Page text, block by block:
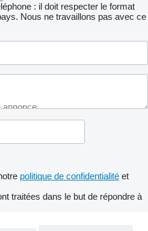
: il doit respecter le format
Nous ne travaillons pas avec ce
politique de confidentialité et
traitées dans le but de répondre à